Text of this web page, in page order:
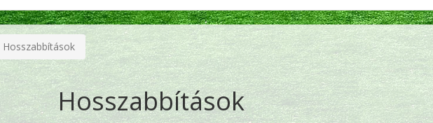
Hosszabbítások
Hosszabbítások